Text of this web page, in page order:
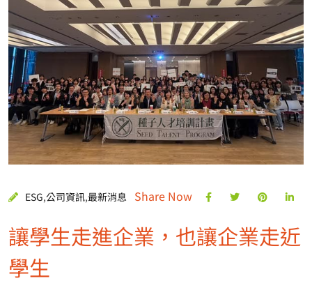
ESG,公司資訊,最新消息 Share Now
讓學生走進企業，也讓企業走近
學生